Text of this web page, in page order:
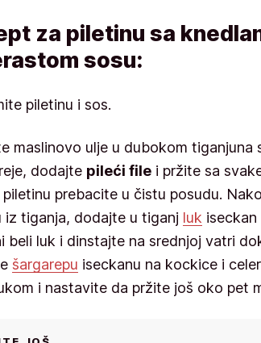
za piletinu sa
sosu:
piletinu i sos.
maslinovo ulje u dubokom tiganjuna
dodajte pileći file i pržite sa
piletinu prebacite u čistu posudu.
iz tiganja, dodajte u tiganj luk
beli luk i dinstajte na srednjoj vatri
šargarepu iseckanu na kockice i
i nastavite da pržite još oko pet